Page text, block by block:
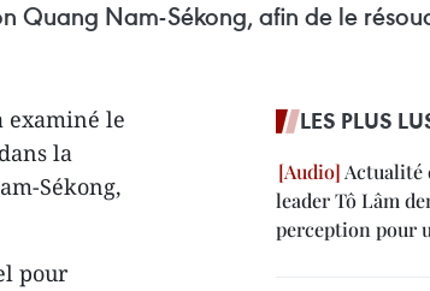
Quang Nam-Sékong, afin de le
examiné le
la
Sékong,
pour
LES PLUS
Actualité
leader Tô Lâm
perception pour